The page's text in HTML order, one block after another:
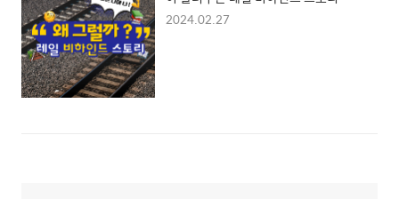
2024.02.27